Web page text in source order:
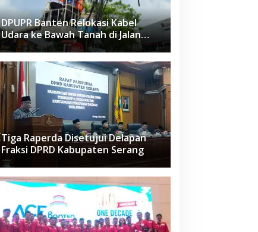
DPUPR Banten Relokasi Kabel
Udara ke Bawah Tanah di Jalan
Raden Fatah Ciledug
Tiga Raperda Disetujui Delapan
Fraksi DPRD Kabupaten Serang